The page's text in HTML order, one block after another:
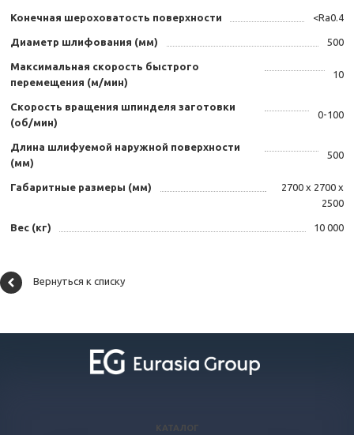
Конечная шероховатость поверхности <Ra0.4
Диаметр шлифования (мм) 500
Максимальная скорость быстрого
перемещения (м/мин)
10
Скорость вращения шпинделя заготовки
(об/мин)
0-100
Длина шлифуемой наружной поверхности
(мм)
500
Габаритные размеры (мм)
2700 х 2700 х
2500
Вес (кг) 10 000
Вернуться к списку
КАТАЛОГ